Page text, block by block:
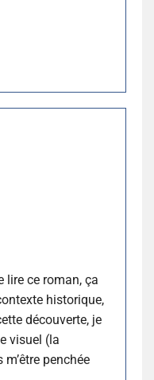
lire ce roman, ça
historique,
découverte, je
visuel (la
penchée